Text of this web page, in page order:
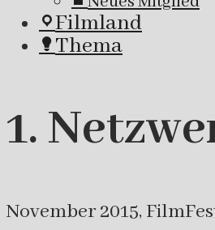
Filmland
Thema
1.
November 2015,